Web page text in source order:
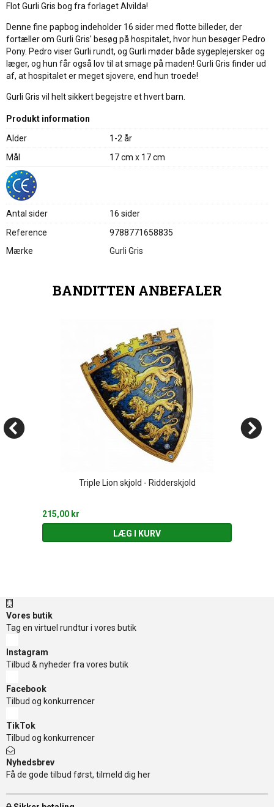
Flot Gurli Gris bog fra forlaget Alvilda!
Denne fine papbog indeholder 16 sider med flotte billeder, der
fortæller om Gurli Gris' besøg på hospitalet, hvor hun besøger Pedro
Pony. Pedro viser Gurli rundt, og Gurli møder både sygeplejersker og
læger, og hun får også lov til at smage på maden! Gurli Gris finder ud
af, at hospitalet er meget sjovere, end hun troede!
Gurli Gris vil helt sikkert begejstre et hvert barn.
Produkt information
Alder
1-2 år
Mål
17 cm x 17 cm
Antal sider
16 sider
Reference
9788771658835
Mærke
Gurli Gris
BANDITTEN ANBEFALER
Triple Lion skjold - Ridderskjold
215,00 kr
LÆG I KURV
Vores butik
Tag en virtuel rundtur i vores butik
Instagram
Tilbud & nyheder fra vores butik
Facebook
Tilbud og konkurrencer
TikTok
Tilbud og konkurrencer
Nyhedsbrev
Få de gode tilbud først, tilmeld dig her